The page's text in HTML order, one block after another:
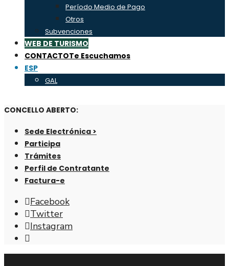
Período Medio de Pago
Otros
Subvenciones
WEB DE TURISMO
CONTACTOTe Escuchamos
ESP
GAL
CONCELLO ABERTO:
Sede Electrónica >
Participa
Trámites
Perfil de Contratante
Factura-e
Facebook
Twitter
Instagram